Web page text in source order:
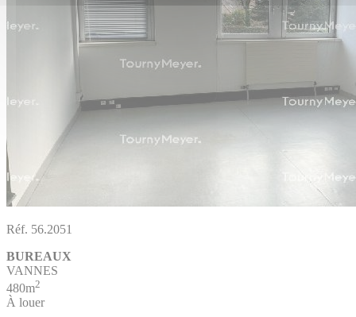
Réf. 56.2051
BUREAUX
VANNES
480m2
À louer